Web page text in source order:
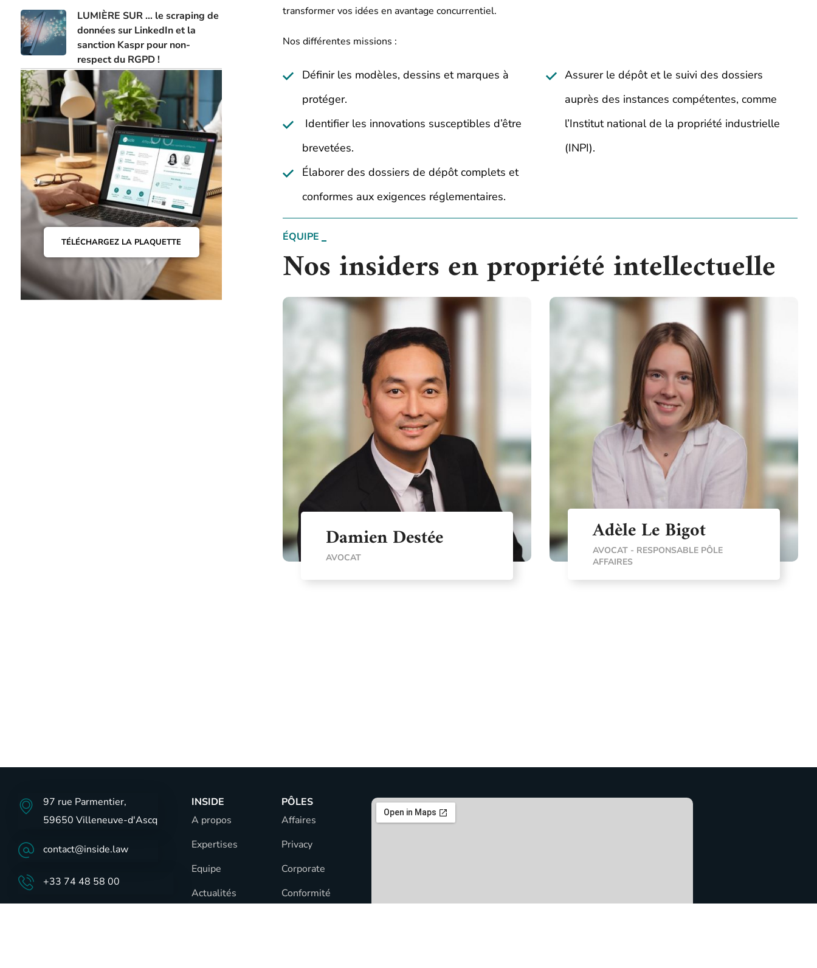
transformer vos idées en avantage concurrentiel.
Nos différentes missions :
Définir les modèles, dessins et marques à
protéger.
Identifier les innovations susceptibles d’être
brevetées.
Élaborer des dossiers de dépôt complets et
conformes aux exigences réglementaires.
Assurer le dépôt et le suivi des dossiers
auprès des instances compétentes, comme
l’Institut national de la propriété industrielle
(INPI).
ÉQUIPE
Nos insiders en propriété intellectuelle
Damien Destée
AVOCAT
Adèle Le Bigot
AVOCAT - RESPONSABLE PÔLE
AFFAIRES
LUMIÈRE SUR … le scraping de
données sur LinkedIn et la
sanction Kaspr pour non-
respect du RGPD !
TÉLÉCHARGEZ LA PLAQUETTE
97 rue Parmentier,
59650 Villeneuve-d'Ascq
contact@inside.law
+33 74 48 58 00
INSIDE
A propos
Expertises
Equipe
Actualités
PÔLES
Affaires
Privacy
Corporate
Conformité